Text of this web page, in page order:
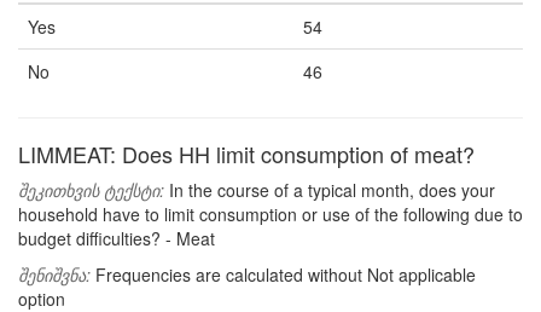
Yes
54
No
46
LIMMEAT: Does HH limit consumption of meat?
შეკითხვის ტექსტი: In the course of a typical month, does your
household have to limit consumption or use of the following due to
budget difficulties? - Meat
შენიშვნა: Frequencies are calculated without Not applicable
option